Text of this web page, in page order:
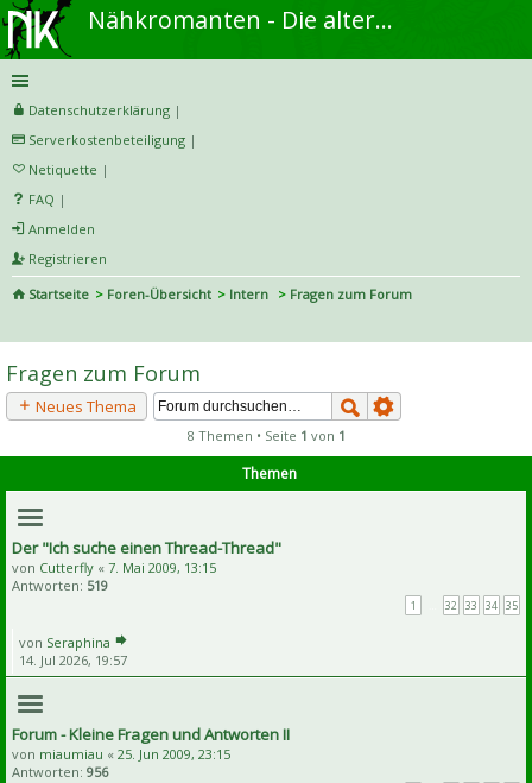
Nähkromanten - Die alternative Näh- und DIY-Community
Datenschutzerklärung |
Serverkostenbeteiligung |
Netiquette |
FAQ |
Anmelden
Registrieren
Startseite
Foren-Übersicht Intern
Fragen zum Forum
he
Fragen zum Forum
Neues Thema
8 Themen • Seite 1 von 1
Themen
Der "Ich suche einen Thread-Thread"
von Cutterfly « 7. Mai 2009, 13:15
Antworten: 519
1 32 33 34 35
von Seraphina
14. Jul 2026, 19:57
Forum - Kleine Fragen und Antworten II
von miaumiau « 25. Jun 2009, 23:15
Antworten: 956